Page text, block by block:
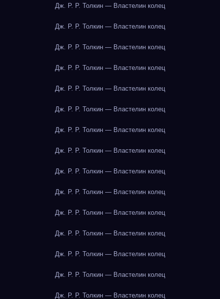
Дж. Р. Р. Толкин — Властелин колец
Дж. Р. Р. Толкин — Властелин колец
Дж. Р. Р. Толкин — Властелин колец
Дж. Р. Р. Толкин — Властелин колец
Дж. Р. Р. Толкин — Властелин колец
Дж. Р. Р. Толкин — Властелин колец
Дж. Р. Р. Толкин — Властелин колец
Дж. Р. Р. Толкин — Властелин колец
Дж. Р. Р. Толкин — Властелин колец
Дж. Р. Р. Толкин — Властелин колец
Дж. Р. Р. Толкин — Властелин колец
Дж. Р. Р. Толкин — Властелин колец
Дж. Р. Р. Толкин — Властелин колец
Дж. Р. Р. Толкин — Властелин колец
Дж. Р. Р. Толкин — Властелин колец